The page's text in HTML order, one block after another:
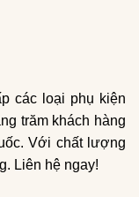
các loại phụ kiện
trăm khách hàng
Với chất lượng
Liên hệ ngay!